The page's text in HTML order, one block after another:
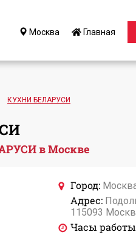
Москва Главная
КУХНИ БЕЛАРУСИ
в Москве
Город:
Адрес:
115093
Часы